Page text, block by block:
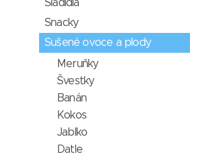
Sladidla
Snacky
Sušené ovoce a plody
Meruňky
Švestky
Banán
Kokos
Jablko
Datle